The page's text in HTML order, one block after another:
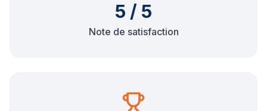
5 / 5
Note de satisfaction